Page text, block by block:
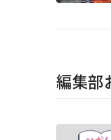
編集部